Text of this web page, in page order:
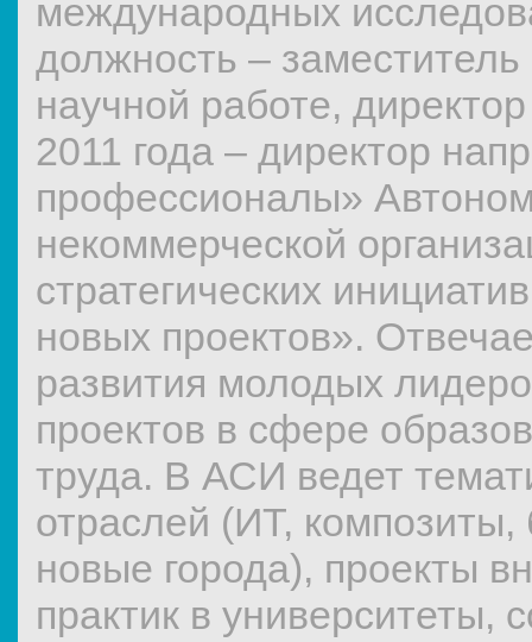
международных
должность –
научной работе,
2011 года – директор
профессионалы»
некоммерческой
стратегических
новых проектов».
развития молодых
проектов в сфере
труда. В АСИ ведет
отраслей (ИТ, композиты,
новые города), проекты
практик в университеты,